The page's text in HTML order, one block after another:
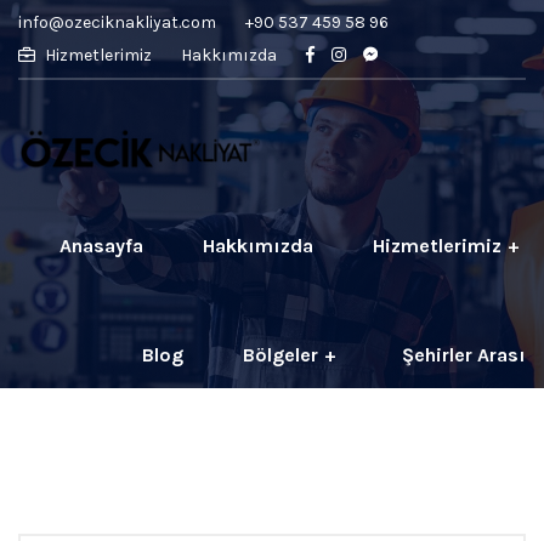
info@ozeciknakliyat.com
+90 537 459 58 96
Hizmetlerimiz
Hakkımızda
Anasayfa Hakkımızda Hizmetlerimiz
Blog Bölgeler Şehirler Arası